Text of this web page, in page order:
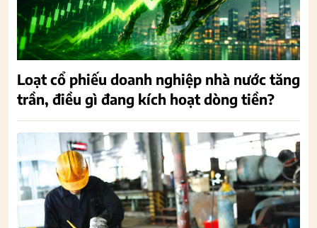
Loạt cổ phiếu doanh nghiệp nhà nước tăng
trần, điều gì đang kích hoạt dòng tiền?